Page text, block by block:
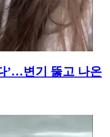
’…변기 뚫고 나온